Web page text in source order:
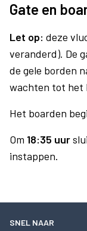
Gate en
Let op: deze
veranderd). De
de gele borden
wachten tot het
Het boarden
Om 18:35 uur
instappen.
SNEL NAAR